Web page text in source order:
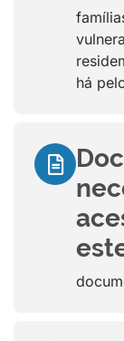
há